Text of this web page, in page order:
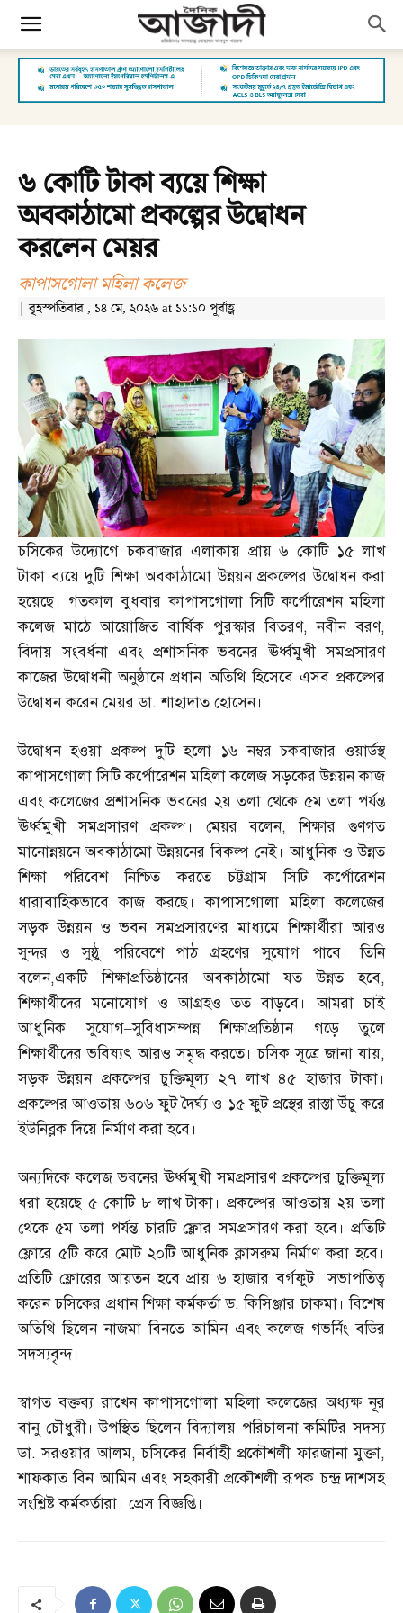
৬ কোটি টাকা ব্যয়ে শিক্ষা
অবকাঠামো প্রকল্পের উদ্বোধন
করলেন মেয়র
কাপাসগোলা মহিলা কলেজ
| বৃহস্পতিবার , ১৪ মে, ২০২৬ at ১১:১০ পূর্বাহ্ণ
চসিকের উদ্যোগে চকবাজার এলাকায় প্রায় ৬ কোটি ১৫ লাখ
টাকা ব্যয়ে দুটি শিক্ষা অবকাঠামো উন্নয়ন প্রকল্পের উদ্বোধন করা
হয়েছে। গতকাল বুধবার কাপাসগোলা সিটি কর্পোরেশন মহিলা
কলেজ মাঠে আয়োজিত বার্ষিক পুরস্কার বিতরণ,নবীন বরণ,
বিদায় সংবর্ধনা এবং প্রশাসনিক ভবনের ঊর্ধ্বমুখী সমপ্রসারণ
কাজের উদ্বোধনী অনুষ্ঠানে প্রধান অতিথি হিসেবে এসব প্রকল্পের
উদ্বোধন করেন মেয়র ডা.শাহাদাত হোসেন।
উদ্বোধন হওয়া প্রকল্প দুটি হলো ১৬ নম্বর চকবাজার ওয়ার্ডস্থ
কাপাসগোলা সিটি কর্পোরেশন মহিলা কলেজ সড়কের উন্নয়ন কাজ
এবং কলেজের প্রশাসনিক ভবনের ২য় তলা থেকে ৫ম তলা পর্যন্ত
ঊর্ধ্বমুখী সমপ্রসারণ প্রকল্প। মেয়র বলেন,শিক্ষার গুণগত
মানোন্নয়নে অবকাঠামো উন্নয়নের বিকল্প নেই। আধুনিক ও উন্নত
শিক্ষা পরিবেশ নিশ্চিত করতে চট্টগ্রাম সিটি কর্পোরেশন
ধারাবাহিকভাবে কাজ করছে। কাপাসগোলা মহিলা কলেজের
সড়ক উন্নয়ন ও ভবন সমপ্রসারণের মাধ্যমে শিক্ষার্থীরা আরও
সুন্দর ও সুষ্ঠু পরিবেশে পাঠ গ্রহণের সুযোগ পাবে। তিনি
বলেন,একটি শিক্ষাপ্রতিষ্ঠানের অবকাঠামো যত উন্নত হবে,
শিক্ষার্থীদের মনোযোগ ও আগ্রহও তত বাড়বে। আমরা চাই
আধুনিক সুযোগ–সুবিধাসম্পন্ন শিক্ষাপ্রতিষ্ঠান গড়ে তুলে
শিক্ষার্থীদের ভবিষ্যৎ আরও সমৃদ্ধ করতে। চসিক সূত্রে জানা যায়,
সড়ক উন্নয়ন প্রকল্পের চুক্তিমূল্য ২৭ লাখ ৪৫ হাজার টাকা।
প্রকল্পের আওতায় ৬০৬ ফুট দৈর্ঘ্য ও ১৫ ফুট প্রস্থের রাস্তা উঁচু করে
ইউনিব্লক দিয়ে নির্মাণ করা হবে।
অন্যদিকে কলেজ ভবনের ঊর্ধ্বমুখী সমপ্রসারণ প্রকল্পের চুক্তিমূল্য
ধরা হয়েছে ৫ কোটি ৮ লাখ টাকা। প্রকল্পের আওতায় ২য় তলা
থেকে ৫ম তলা পর্যন্ত চারটি ফ্লোর সমপ্রসারণ করা হবে। প্রতিটি
ফ্লোরে ৫টি করে মোট ২০টি আধুনিক ক্লাসরুম নির্মাণ করা হবে।
প্রতিটি ফ্লোরের আয়তন হবে প্রায় ৬ হাজার বর্গফুট। সভাপতিত্ব
করেন চসিকের প্রধান শিক্ষা কর্মকর্তা ড.কিসিঞ্জার চাকমা। বিশেষ
অতিথি ছিলেন নাজমা বিনতে আমিন এবং কলেজ গভর্নিং বডির
সদস্যবৃন্দ।
স্বাগত বক্তব্য রাখেন কাপাসগোলা মহিলা কলেজের অধ্যক্ষ নূর
বানু চৌধুরী। উপস্থিত ছিলেন বিদ্যালয় পরিচালনা কমিটির সদস্য
ডা.সরওয়ার আলম,চসিকের নির্বাহী প্রকৌশলী ফারজানা মুক্তা,
শাফকাত বিন আমিন এবং সহকারী প্রকৌশলী রূপক চন্দ্র দাশসহ
সংশ্লিষ্ট কর্মকর্তারা। প্রেস বিজ্ঞপ্তি।